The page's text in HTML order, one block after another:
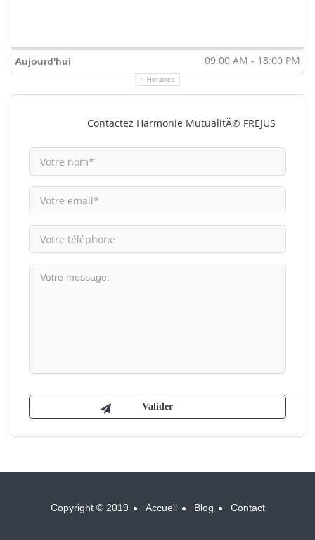
Aujourd'hui 09:00 AM - 18:00 PM
Horaires
Contactez Harmonie MutualitÃ© FREJUS
Copyright © 2019 Accueil Blog Contact